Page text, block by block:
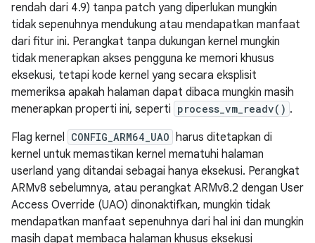
rendah dari 4.9) tanpa patch yang diperlukan mungkin
tidak sepenuhnya mendukung atau mendapatkan manfaat
dari fitur ini. Perangkat tanpa dukungan kernel mungkin
tidak menerapkan akses pengguna ke memori khusus
eksekusi, tetapi kode kernel yang secara eksplisit
memeriksa apakah halaman dapat dibaca mungkin masih
menerapkan properti ini, seperti process_vm_readv() .
Flag kernel CONFIG_ARM64_UAO harus ditetapkan di
kernel untuk memastikan kernel mematuhi halaman
userland yang ditandai sebagai hanya eksekusi. Perangkat
ARMv8 sebelumnya, atau perangkat ARMv8.2 dengan User
Access Override (UAO) dinonaktifkan, mungkin tidak
mendapatkan manfaat sepenuhnya dari hal ini dan mungkin
masih dapat membaca halaman khusus eksekusi